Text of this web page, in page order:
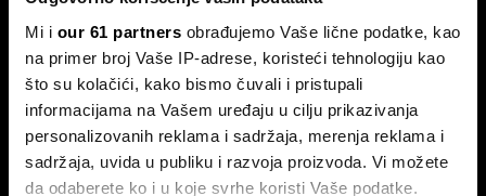
Mi i our 61 partners obrađujemo Vaše lične podatke, kao
na primer broj Vaše IP-adrese, koristeći tehnologiju kao
što su kolačići, kako bismo čuvali i pristupali
informacijama na Vašem uređaju u cilju prikazivanja
personalizovanih reklama i sadržaja, merenja reklama i
sadržaja, uvida u publiku i razvoja proizvoda. Vi možete
da odaberete ko i u koje svrhe koristi Vaše podatke.
Trump odustao od naknade od 20
odsto za saobraćaj kroz Ormuski
moreuz